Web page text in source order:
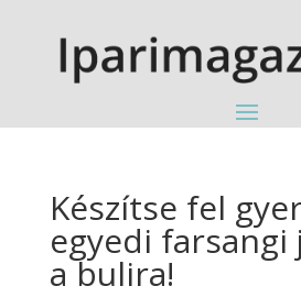
Készítse fel
egyedi farsangi
a bulira!